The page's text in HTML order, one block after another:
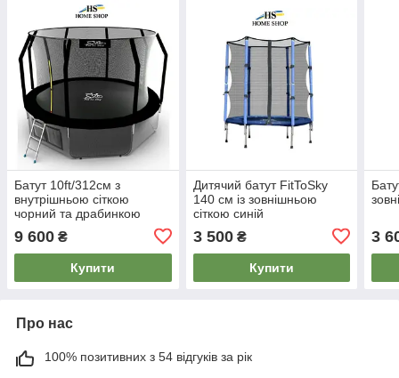
Батут 10ft/312см з
внутрішньою сіткою
чорний та драбинкою
9 600 ₴
Купити
Дитячий батут FitToSky
140 см із зовнішньою
сіткою синій
3 500₴
Купити
3
Про нас
100% позитивних з 54 відгуків за рік